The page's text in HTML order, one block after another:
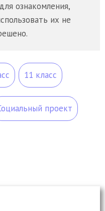
ознакомления,
их не
11 класс
проект